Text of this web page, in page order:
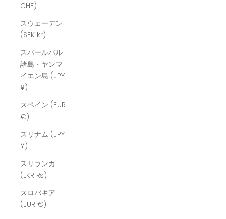
CHF)
スウェーデン
(SEK kr)
スバールバル
諸島・ヤンマ
イエン島 (JPY
¥)
スペイン (EUR
€)
スリナム (JPY
¥)
スリランカ
(LKR ₨)
スロバキア
(EUR €)